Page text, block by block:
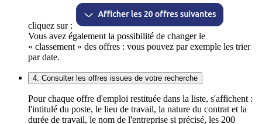
cliquez sur :
Vous avez également la possibilité de changer le
« classement » des offres : vous pouvez par exemple les trier
par date.
4. Consulter les offres issues de votre recherche
Pour chaque offre d'emploi restituée dans la liste, s'affichent :
l'intitulé du poste, le lieu de travail, la nature du contrat et la
durée de travail, le nom de l'entreprise si précisé, les 200